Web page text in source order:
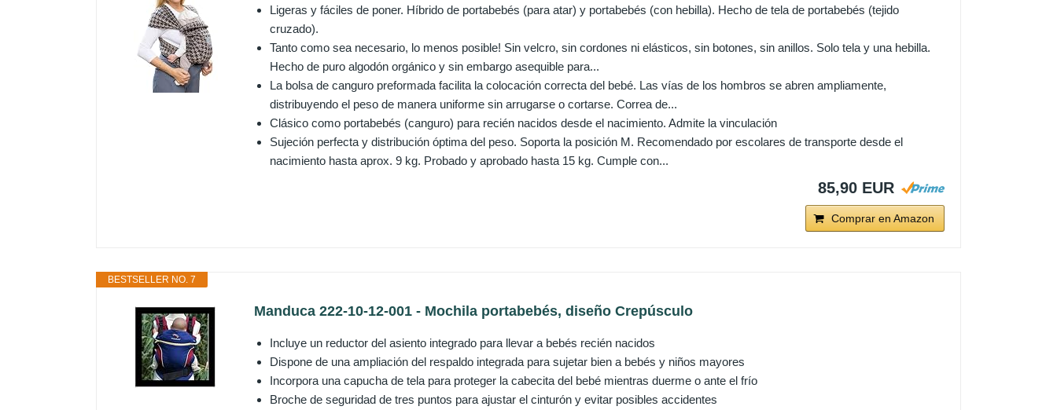
Ligeras y fáciles de poner. Híbrido de portabebés (para atar) y portabebés (con hebilla). Hecho de tela de portabebés (tejido
cruzado).
Tanto como sea necesario, lo menos posible! Sin velcro, sin cordones ni elásticos, sin botones, sin anillos. Solo tela y una hebilla.
Hecho de puro algodón orgánico y sin embargo asequible para...
La bolsa de canguro preformada facilita la colocación correcta del bebé. Las vías de los hombros se abren ampliamente,
distribuyendo el peso de manera uniforme sin arrugarse o cortarse. Correa de...
Clásico como portabebés (canguro) para recién nacidos desde el nacimiento. Admite la vinculación
Sujeción perfecta y distribución óptima del peso. Soporta la posición M. Recomendado por escolares de transporte desde el
nacimiento hasta aprox. 9 kg. Probado y aprobado hasta 15 kg. Cumple con...
85,90 EUR
Comprar en Amazon
BESTSELLER NO. 7
Manduca 222-10-12-001 - Mochila portabebés, diseño Crepúsculo
Incluye un reductor del asiento integrado para llevar a bebés recién nacidos
Dispone de una ampliación del respaldo integrada para sujetar bien a bebés y niños mayores
Incorpora una capucha de tela para proteger la cabecita del bebé mientras duerme o ante el frío
Broche de seguridad de tres puntos para ajustar el cinturón y evitar posibles accidentes